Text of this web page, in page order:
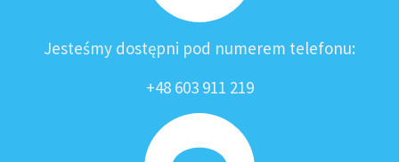
Jesteśmy dostępni pod numerem telefonu:
+48 603 911 219